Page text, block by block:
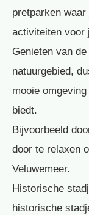
pretparken
activiteiten voor
Genieten van
natuurgebied,
mooie
biedt.
Bijvoorbeeld
door te relaxen
Veluwemeer.
Historische
historische